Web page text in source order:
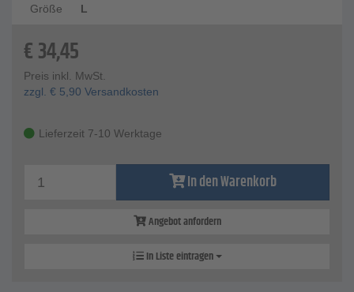
Größe L
€34,45
Preis inkl. MwSt.
zzgl. € 5,90 Versandkosten
Lieferzeit 7-10 Werktage
In den Warenkorb
Angebot anfordern
In Liste eintragen